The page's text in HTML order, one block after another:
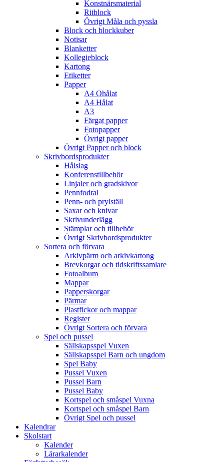
Konstnärsmaterial
Ritblock
Övrigt Måla och pyssla
Block och blockkuber
Notisar
Blanketter
Kollegieblock
Kartong
Etiketter
Papper
A4 Ohålat
A4 Hålat
A3
Färgat papper
Fotopapper
Övrigt papper
Övrigt Papper och block
Skrivbordsprodukter
Hålslag
Konferenstillbehör
Linjaler och gradskivor
Pennfodral
Penn- och prylställ
Saxar och knivar
Skrivunderlägg
Stämplar och tillbehör
Övrigt Skrivbordsprodukter
Sortera och förvara
Arkivpärm och arkivkartong
Brevkorgar och tidskriftssamlare
Fotoalbum
Mappar
Papperskorgar
Pärmar
Plastfickor och mappar
Register
Övrigt Sortera och förvara
Spel och pussel
Sällskapsspel Vuxen
Sällskapsspel Barn och ungdom
Spel Baby
Pussel Vuxen
Pussel Barn
Pussel Baby
Kortspel och småspel Vuxna
Kortspel och småspel Barn
Övrigt Spel och pussel
Kalendrar
Skolstart
Kalender
Lärarkalender